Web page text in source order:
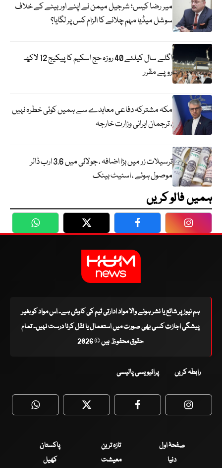
میر رضا کیس؛ شرجیل میمن نے اپنے اور بیٹے کے خلاف
سوشل میڈیا مہم چلانے کا الزام کس پر لگایا؟
اگلے سال کیلئے 40 روزہ حج اسکیم کا پیکیج 12 لاکھ
روپے مقرر
مکہ مشترکہ دفاعی معاہدے سے ہمیں کوئی خطرہ نہیں
، ترجمان ایرانی وزارت خارجہ
ترسیلات زر میں بڑا اضافہ ، جولائی میں 3.6 ارب ڈالر
موصول ہوئے ، اسٹیٹ بینک
ہمیں فالو کریں
WhatsApp Twitter Facebook
ہم نیوز پر شائع یا نشر ہونے والا مواد ادارتی ٹیم کی کاوش ہے۔ اس مواد کو بغیر
پیشگی اجازت کسی بھی صورت میں استعمال یا نقل کرنا درست نہیں۔ تمام
حقوق محفوظ ہیں © 2026
رابطہ کریں پرائیویسی پالیسی
WhatsApp Twitter Facebook
صفحۂ اول تازہ ترین
پاکستان
دنیا
معیشت کھیل